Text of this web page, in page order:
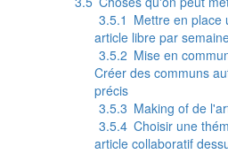
3.5.1 Mettre en place
article libre par
3.5.2 Mise en
Créer des communs
précis
3.5.3 Making of de
3.5.4 Choisir une
article collaboratif